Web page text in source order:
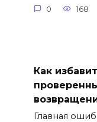
0 168
Как
Главная